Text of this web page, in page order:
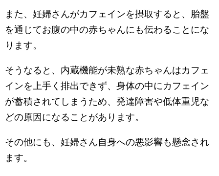
また、妊婦さんがカフェインを摂取すると、胎盤
を通じてお腹の中の赤ちゃんにも伝わることにな
ります。
そうなると、内蔵機能が未熟な赤ちゃんはカフェ
インを上手く排出できず、身体の中にカフェイン
が蓄積されてしまうため、発達障害や低体重児な
どの原因になることがあります。
その他にも、妊婦さん自身への悪影響も懸念され
ます。